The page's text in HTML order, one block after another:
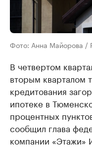
Фото: Анна Майорова /
В четвертом
вторым кварталом
кредитования
ипотеке в
процентных
сообщил глава
компании «Этажи»